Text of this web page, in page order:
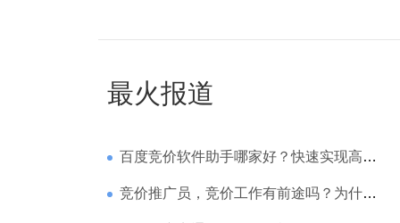
最火报道
百度竞价软件助手哪家好？快速实现高回报哪家强？
竞价推广员，竞价工作有前途吗？为什么待遇那么高